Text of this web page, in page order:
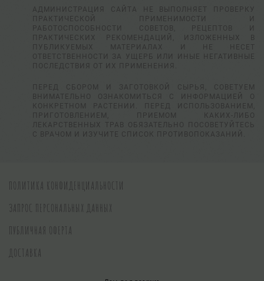
АДМИНИСТРАЦИЯ САЙТА НЕ ВЫПОЛНЯЕТ ПРОВЕРКУ
ПРАКТИЧЕСКОЙ ПРИМЕНИМОСТИ И
РАБОТОСПОСОБНОСТИ СОВЕТОВ, РЕЦЕПТОВ И
ПРАКТИЧЕСКИХ РЕКОМЕНДАЦИЙ, ИЗЛОЖЕННЫХ В
ПУБЛИКУЕМЫХ МАТЕРИАЛАХ И НЕ НЕСЕТ
ОТВЕТСТВЕННОСТИ ЗА УЩЕРБ ИЛИ ИНЫЕ НЕГАТИВНЫЕ
ПОСЛЕДСТВИЯ ОТ ИХ ПРИМЕНЕНИЯ.
ПЕРЕД СБОРОМ И ЗАГОТОВКОЙ СЫРЬЯ, СОВЕТУЕМ
ВНИМАТЕЛЬНО ОЗНАКОМИТЬСЯ С ИНФОРМАЦИЕЙ О
КОНКРЕТНОМ РАСТЕНИИ. ПЕРЕД ИСПОЛЬЗОВАНИЕМ,
ПРИГОТОВЛЕНИЕМ, ПРИЕМОМ КАКИХ-ЛИБО
ЛЕКАРСТВЕННЫХ ТРАВ ОБЯЗАТЕЛЬНО ПОСОВЕТУЙТЕСЬ
С ВРАЧОМ И ИЗУЧИТЕ СПИСОК ПРОТИВОПОКАЗАНИЙ.
ПОЛИТИКА КОНФИДЕНЦИАЛЬНОСТИ
ЗАПРОС ПЕРСОНАЛЬНЫХ ДАННЫХ
ПУБЛИЧНАЯ ОФЕРТА
ДОСТАВКА